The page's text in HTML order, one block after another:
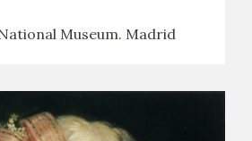
Museum. Madrid